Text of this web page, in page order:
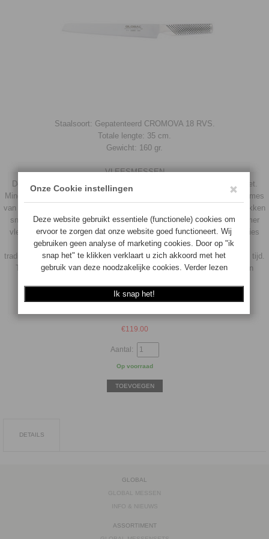
Staalsoort: Gepatenteerd CROMOVA 18 RVS.
Totale lengte: 35 cm.
Gewicht: 160 gr.
VLEESMESSEN
De meeste vleesmessen kenmerken zich door een lang, smal lemmet.
Minder weerstand dus en makkelijk te corrigeren. Zeker met een vleesmes
van Global kan men in een enkele beweging grote stukken vlees in plakken
snijden. Er zijn verschillende variaties en modellen die onder de noemer
vleesmes vallen. Zo zijn er messen welke geschikt zijn om heel precies
mee te werken, bijvoorbeeld om gevogelte mee te snijden, of juist
traditionele slagersmessen, bedoeld om veel werk te verzetten in korte tijd.
Tevens is het vleesmes uitstekend geschikt voor het trancheren van
Voor overige informatie zie info & nieuws
€119.00
Aantal:
Op voorraad
TOEVOEGEN
DETAILS
GLOBAL
GLOBAL MESSEN
INFO & NIEUWS
ASSORTIMENT